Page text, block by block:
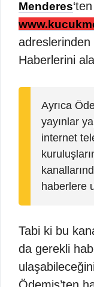
Menderes
Haberlerini
Ayrıca
yayınlar
internet
haberlere
Tabi ki bu
da gerekli